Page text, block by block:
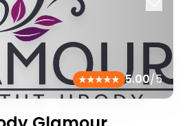
5.00/5